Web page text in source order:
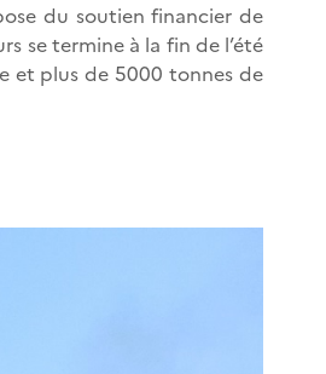
du soutien financier de
se termine à la fin de l’été
et plus de 5000 tonnes de